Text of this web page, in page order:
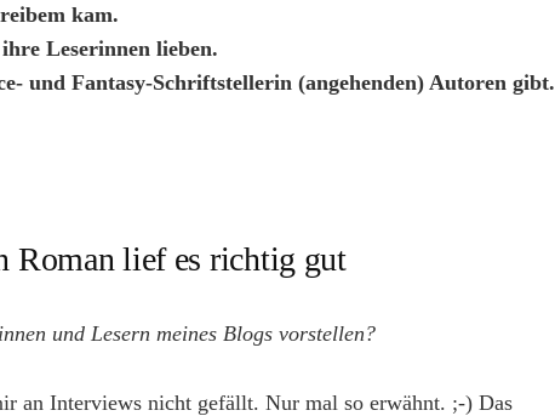
kam.
Leserinnen lieben.
und Fantasy-Schriftstellerin (angehenden) Autoren gibt.
Roman lief es richtig gut
und Lesern meines Blogs vorstellen?
an Interviews nicht gefällt. Nur mal so erwähnt. ;-) Das